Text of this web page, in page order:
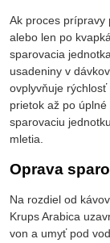
Ak proces prípravy
alebo len po
sparovacia
usadeniny v
ovplyvňuje
prietok až po
sparovaciu
mletia.
Oprava
Na rozdiel od
Krups Arabica
von a umyť pod